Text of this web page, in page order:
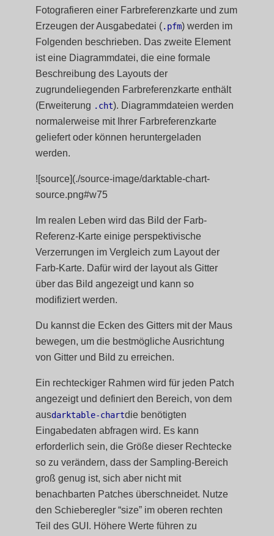
Fotografieren einer Farbreferenzkarte und zum
Erzeugen der Ausgabedatei (.pfm) werden im
Folgenden beschrieben. Das zweite Element
ist eine Diagrammdatei, die eine formale
Beschreibung des Layouts der
zugrundeliegenden Farbreferenzkarte enthält
(Erweiterung .cht). Diagrammdateien werden
normalerweise mit Ihrer Farbreferenzkarte
geliefert oder können heruntergeladen
werden.
![source](./source-image/darktable-chart-
source.png#w75
Im realen Leben wird das Bild der Farb-
Referenz-Karte einige perspektivische
Verzerrungen im Vergleich zum Layout der
Farb-Karte. Dafür wird der layout als Gitter
über das Bild angezeigt und kann so
modifiziert werden.
Du kannst die Ecken des Gitters mit der Maus
bewegen, um die bestmögliche Ausrichtung
von Gitter und Bild zu erreichen.
Ein rechteckiger Rahmen wird für jeden Patch
angezeigt und definiert den Bereich, von dem
ausdarktable-chartdie benötigten
Eingabedaten abfragen wird. Es kann
erforderlich sein, die Größe dieser Rechtecke
so zu verändern, dass der Sampling-Bereich
groß genug ist, sich aber nicht mit
benachbarten Patches überschneidet. Nutze
den Schieberegler “size” im oberen rechten
Teil des GUI. Höhere Werte führen zu